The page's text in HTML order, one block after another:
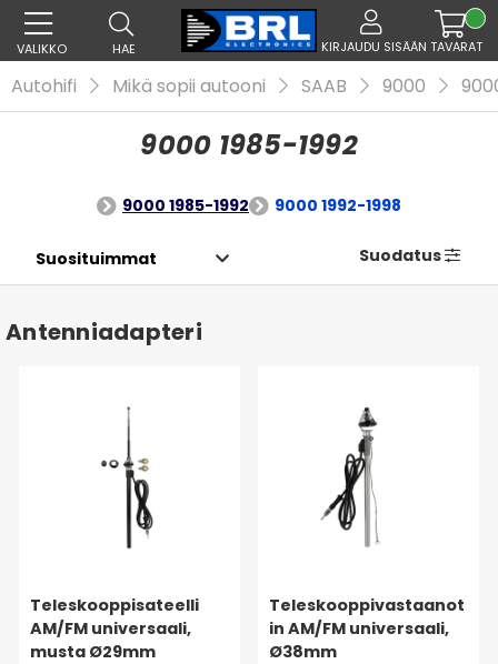
VALIKKO HAE KIRJAUDU SISÄÄN TAVARAT
Autohifi Mikä sopii autooni SAAB 9000
9000 1985-1992
9000 1985-1992 9000 1992-1998
Suodatus
Antenniadapteri
Teleskooppisateelli
AM/FM universaali,
musta Ø29mm
Teleskooppivastaanot
in AM/FM universaali,
Ø38mm